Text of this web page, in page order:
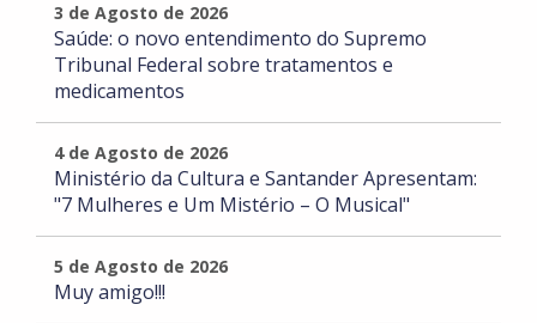
3 de Agosto de 2026
Saúde: o novo entendimento do Supremo
Tribunal Federal sobre tratamentos e
medicamentos
4 de Agosto de 2026
Ministério da Cultura e Santander Apresentam:
"7 Mulheres e Um Mistério – O Musical"
5 de Agosto de 2026
Muy amigo!!!